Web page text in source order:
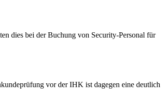
dies bei der Buchung von Security-Personal für
vor der IHK ist dagegen eine deutlich